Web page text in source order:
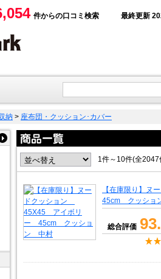
件からの口コミ検索 最終更新
納 > 座布団・クッション･カバー
1件～10件(全
【在庫限り】
45cm クッショ
総合評価